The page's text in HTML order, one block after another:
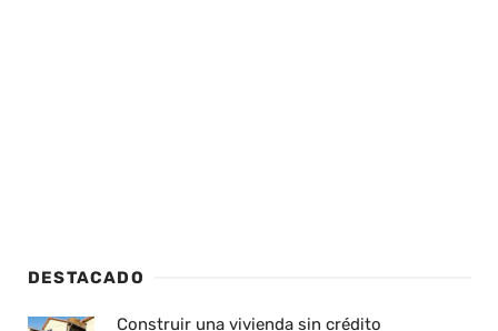
DESTACADO
Construir una vivienda sin crédito